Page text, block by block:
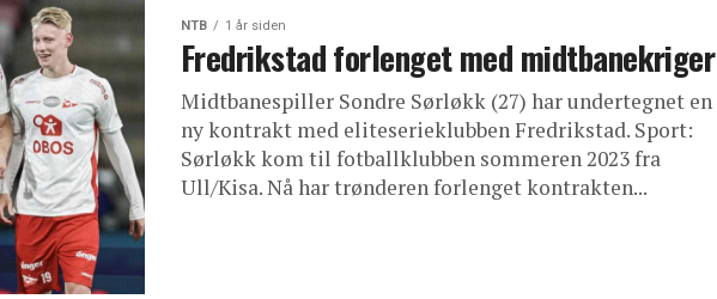
NTB 1 år siden
Fredrikstad forlenget med midtbanekriger
Midtbanespiller Sondre Sørløkk (27) har undertegnet en
ny kontrakt med eliteserieklubben Fredrikstad. Sport:
Sørløkk kom til fotballklubben sommeren 2023 fra
Ull/Kisa. Nå har trønderen forlenget kontrakten...